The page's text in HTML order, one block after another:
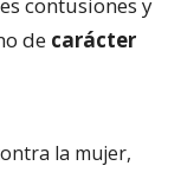
de carácter
la mujer,